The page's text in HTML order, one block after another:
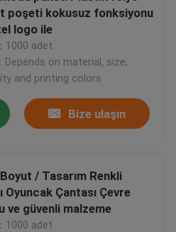
poşeti kokusuz fonksiyonu
logo ile
1000 adet
Depends on material, size,
and printing colors
Bize ulaşın
/ Tasarım Renkli
Oyuncak Çantası Çevre
ve güvenli malzeme
1000 adet